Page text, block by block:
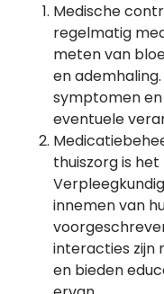
Medische
regelmatig
meten van
en
symptomen
eventuele
thuiszorg is
innemen van
interacties zijn
en bieden